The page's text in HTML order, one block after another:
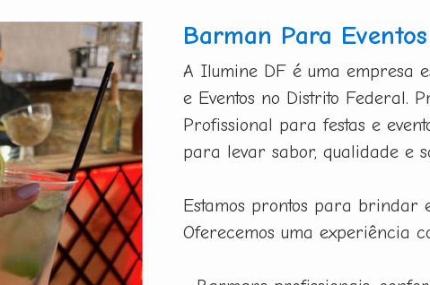
Barman Para
A Ilumine DF é uma empresa
e Eventos no Distrito Federal.
Profissional para festas e
para levar sabor, qualidade e
Estamos prontos para brindar
Oferecemos uma experiência